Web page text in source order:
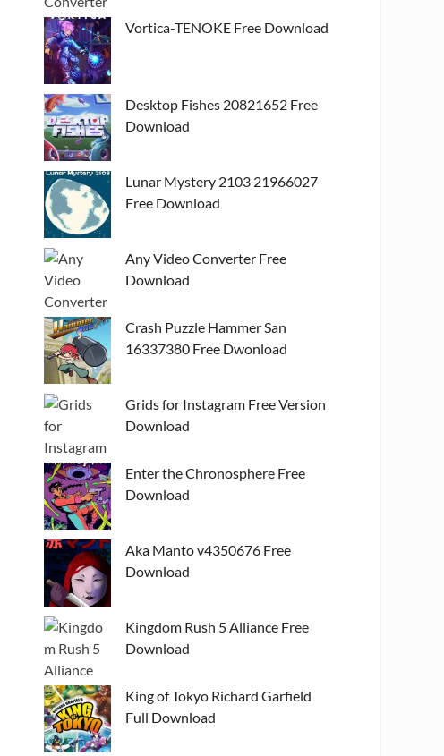
Vortica-TENOKE Free Download
Desktop Fishes 20821652 Free
Download
Lunar Mystery 2103 21966027
Free Download
Any Video Converter Free
Download
Crash Puzzle Hammer San
16337380 Free Dwonload
Grids for Instagram Free Version
Download
Enter the Chronosphere Free
Download
Aka Manto v4350676 Free
Download
Kingdom Rush 5 Alliance Free
Download
King of Tokyo Richard Garfield
Full Download